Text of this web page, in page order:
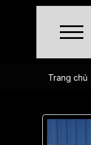
Trang chủ